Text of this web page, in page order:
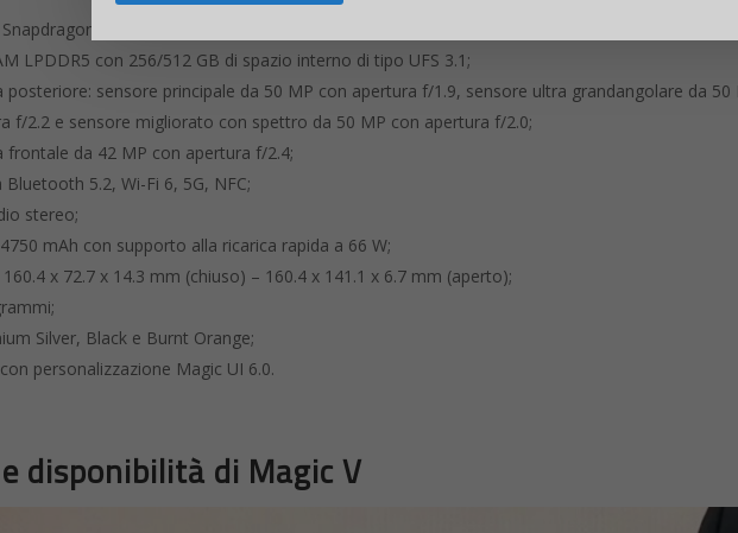
8 Gen 1;
LPDDR5 con 256/512 GB di spazio interno di tipo UFS 3.1;
sensore principale da 50 MP con apertura f/1.9, sensore ultra grandangolare da 50
f/2.2 e sensore migliorato con spettro da 50 MP con apertura f/2.0;
frontale da 42 MP con apertura f/2.4;
5.2, Wi-Fi 6, 5G, NFC;
stereo;
mAh con supporto alla ricarica rapida a 66 W;
x 72.7 x 14.3 mm (chiuso) – 160.4 x 141.1 x 6.7 mm (aperto);
Silver, Black e Burnt Orange;
personalizzazione Magic UI 6.0.
disponibilità di Magic V